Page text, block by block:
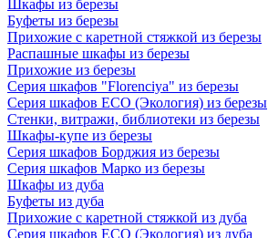
Шкафы из березы
Буфеты из березы
Прихожие с каретной стяжкой из березы
Распашные шкафы из березы
Прихожие из березы
Серия шкафов "Florenciya" из березы
Серия шкафов ECO (Экология) из березы
Стенки, витражи, библиотеки из березы
Шкафы-купе из березы
Серия шкафов Борджия из березы
Серия шкафов Марко из березы
Шкафы из дуба
Буфеты из дуба
Прихожие с каретной стяжкой из дуба
Серия шкафов ECO (Экология) из дуба